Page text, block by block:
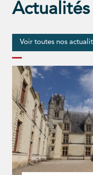
Actualités
Voir toutes nos